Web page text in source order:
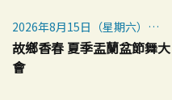
2026年8月15日（星期六）
※下雨時延長至16日（16日
下雨時取消）
故鄉香春 夏季盂蘭盆節舞大
會